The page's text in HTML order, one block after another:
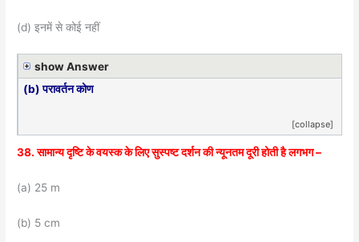
(d) इनमें से कोई नहीं
show Answer
(b) परावर्तन कोण
[collapse]
38. सामान्य दृष्टि के वयस्क के लिए सुस्पष्ट दर्शन की न्यूनतम दूरी होती है लगभग –
(a) 25 m
(b) 5 cm